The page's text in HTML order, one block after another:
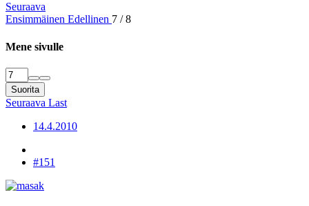
Seuraava
Ensimmäinen Edellinen 7 / 8
Mene sivulle
Suorita
Seuraava Last
14.4.2010
#151